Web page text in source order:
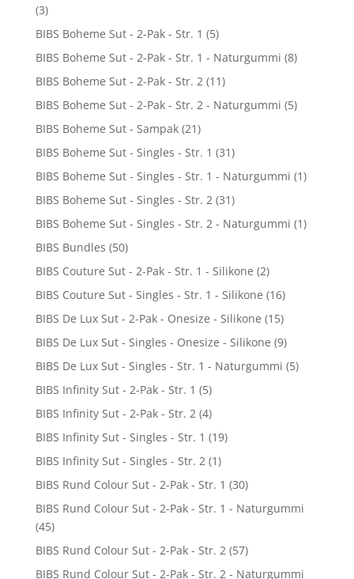
(3)
BIBS Boheme Sut - 2-Pak - Str. 1 (5)
BIBS Boheme Sut - 2-Pak - Str. 1 - Naturgummi (8)
BIBS Boheme Sut - 2-Pak - Str. 2 (11)
BIBS Boheme Sut - 2-Pak - Str. 2 - Naturgummi (5)
BIBS Boheme Sut - Sampak (21)
BIBS Boheme Sut - Singles - Str. 1 (31)
BIBS Boheme Sut - Singles - Str. 1 - Naturgummi (1)
BIBS Boheme Sut - Singles - Str. 2 (31)
BIBS Boheme Sut - Singles - Str. 2 - Naturgummi (1)
BIBS Bundles (50)
BIBS Couture Sut - 2-Pak - Str. 1 - Silikone (2)
BIBS Couture Sut - Singles - Str. 1 - Silikone (16)
BIBS De Lux Sut - 2-Pak - Onesize - Silikone (15)
BIBS De Lux Sut - Singles - Onesize - Silikone (9)
BIBS De Lux Sut - Singles - Str. 1 - Naturgummi (5)
BIBS Infinity Sut - 2-Pak - Str. 1 (5)
BIBS Infinity Sut - 2-Pak - Str. 2 (4)
BIBS Infinity Sut - Singles - Str. 1 (19)
BIBS Infinity Sut - Singles - Str. 2 (1)
BIBS Rund Colour Sut - 2-Pak - Str. 1 (30)
BIBS Rund Colour Sut - 2-Pak - Str. 1 - Naturgummi
(45)
BIBS Rund Colour Sut - 2-Pak - Str. 2 (57)
BIBS Rund Colour Sut - 2-Pak - Str. 2 - Naturgummi